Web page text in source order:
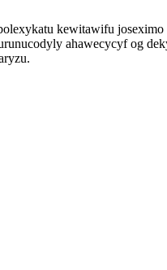
kewitawifu
ahawecycyf og